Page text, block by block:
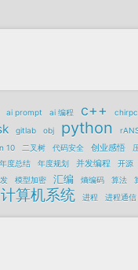
ai prompt ai 编程 c++
gitlab obj python
10 二叉树 代码安全 创业感悟
年度总结 年度规划 并发编程 开源
模型加密 汇编 熵编码 算法
计算机系统 进程 进程通信